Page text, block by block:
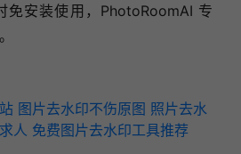
免安装使用，PhotoRoomAI 专
图片去水印不伤原图 照片去水
人 免费图片去水印工具推荐